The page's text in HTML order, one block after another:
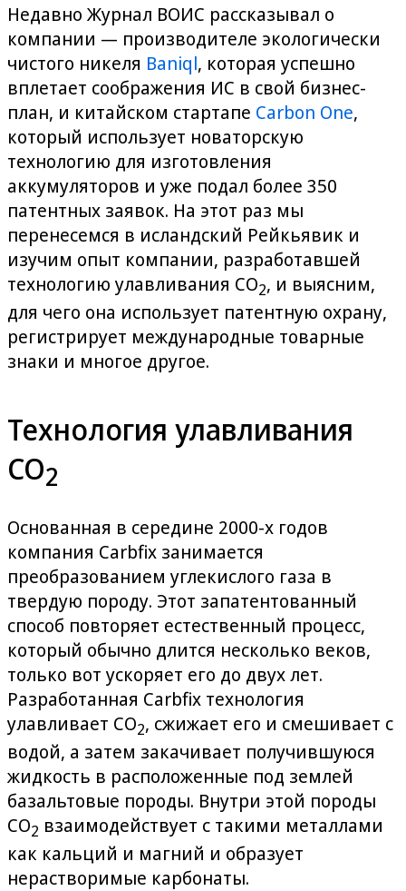
Недавно Журнал ВОИС рассказывал о
компании — производителе экологически
чистого никеля Baniql, которая успешно
вплетает соображения ИС в свой бизнес-
план, и китайском стартапе Carbon One,
который использует новаторскую
технологию для изготовления
аккумуляторов и уже подал более 350
патентных заявок. На этот раз мы
перенесемся в исландский Рейкьявик и
изучим опыт компании, разработавшей
технологию улавливания CO2, и выясним,
для чего она использует патентную охрану,
регистрирует международные товарные
знаки и многое другое.
Технология улавливания
CO2
Основанная в середине 2000-х годов
компания Carbfix занимается
преобразованием углекислого газа в
твердую породу. Этот запатентованный
способ повторяет естественный процесс,
который обычно длится несколько веков,
только вот ускоряет его до двух лет.
Разработанная Carbfix технология
улавливает CO2, сжижает его и смешивает с
водой, а затем закачивает получившуюся
жидкость в расположенные под землей
базальтовые породы. Внутри этой породы
CO2 взаимодействует с такими металлами
как кальций и магний и образует
нерастворимые карбонаты.